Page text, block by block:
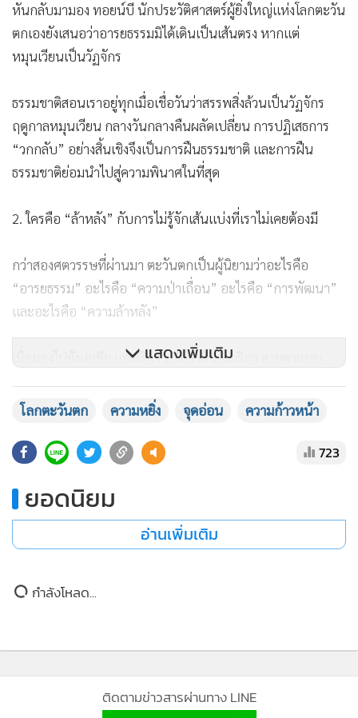
หันกลับมามอง ทอยน์บี นักประวัติศาสตร์ผู้ยิ่งใหญ่แห่งโลกตะวัน
ตกเองยังเสนอว่าอารยธรรมมิได้เดินเป็นเส้นตรง หากแต่
หมุนเวียนเป็นวัฏจักร
ธรรมชาติสอนเราอยู่ทุกเมื่อเชื่อวันว่าสรรพสิ่งล้วนเป็นวัฏจักร
ฤดูกาลหมุนเวียน กลางวันกลางคืนผลัดเปลี่ยน การปฏิเสธการ
“วกกลับ” อย่างสิ้นเชิงจึงเป็นการฝืนธรรมชาติ และการฝืน
ธรรมชาติย่อมนำไปสู่ความพินาศในที่สุด
2. ใครคือ “ล้าหลัง” กับการไม่รู้จักเส้นแบ่งที่เราไม่เคยต้องมี
กว่าสองศตวรรษที่ผ่านมา ตะวันตกเป็นผู้นิยามว่าอะไรคือ
“อารยธรรม” อะไรคือ “ความป่าเถื่อน” อะไรคือ “การพัฒนา”
และอะไรคือ “ความล้าหลัง”
เมื่อมองไปยังเอเชีย แอฟริกา หรือลาตินอเมริกา สายตาแบบ
ศาสนายังคงกำหนดทิศทางสาธารณะ และความสัมพันธ์ส่วนตัวมี
บทบาทต่อระบบเศรษฐกิจ สิ่งเหล่านี้ถูกตีความว่า “ด้อยพัฒนา”
“งมงาย” หรือ “ยังไม่ทันสมัย”
ถามว่า: แล้วเราเห็นอะไรในความเป็นจริง?
เราเห็นญี่ปุ่นที่ล้ำสมัยแต่ยังกราบไหว้ศาลเจ้า เราเห็นจีนที่มั่งคั่ง
ตก เราเห็นโลกมุสลิมที่ใช้โทรศัพท์มือถือรุ่นล่าสุดแต่ยังยึดหลัก
นี่ไม่ใช่ “ความล้มเหลว” ในการเดินทาง หรือเป็นหลักฐานว่าพวก
เขา “ยังไปไม่ถึง” แต่มันคือหลักฐานสำคัญว่าจุดหมายปลายทาง
แสดงเพิ่มเติม
โลกตะวันตก ความหยิ่ง จุดอ่อน ความก้าวหน้า
723
ยอดนิยม
อ่านเพิ่มเติม
กำลังโหลด...
ติดตามข่าวสารผ่านทาง LINE